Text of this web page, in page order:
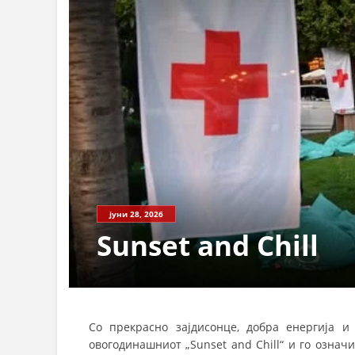
јуни 28, 2026
Sunset and Chill
Со прекрасно зајдисонце, добра енергија
овогодинашниот „Sunset and Chill“ и го